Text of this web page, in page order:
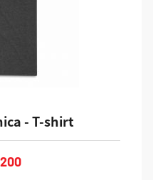
- T-shirt